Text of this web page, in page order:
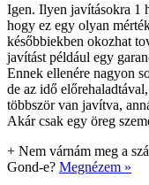
Igen. Ilyen javításokra 1
hogy ez egy olyan
későbbiekben okozhat
javítást például egy
Ennek ellenére nagyon
de az idő
többször van javítva,
Akár csak egy öreg
+ Nem várnám meg a
Gond-e? Megnézem »